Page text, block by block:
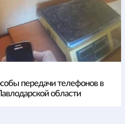
передачи телефонов в
области